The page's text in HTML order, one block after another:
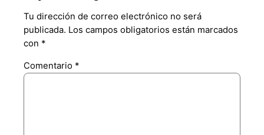
Tu dirección de correo electrónico no será
publicada. Los campos obligatorios están marcados
con *
Comentario *